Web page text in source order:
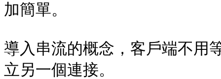
加簡單。
導入串流的概念，客戶端不用
立另一個連接。